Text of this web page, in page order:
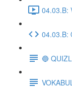
04.03.B:
04.03.B:
🔵